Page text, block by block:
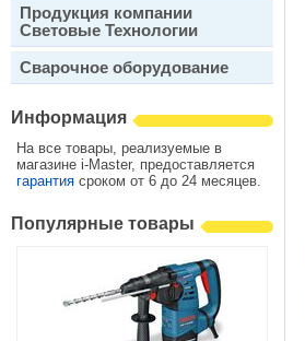
Продукция компании
Световые Технологии
Сварочное оборудование
Информация
На все товары, реализуемые в
магазине i-Master, предоставляется
гарантия сроком от 6 до 24 месяцев.
Популярные товары